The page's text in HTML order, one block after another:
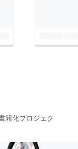
籍化プロジェク